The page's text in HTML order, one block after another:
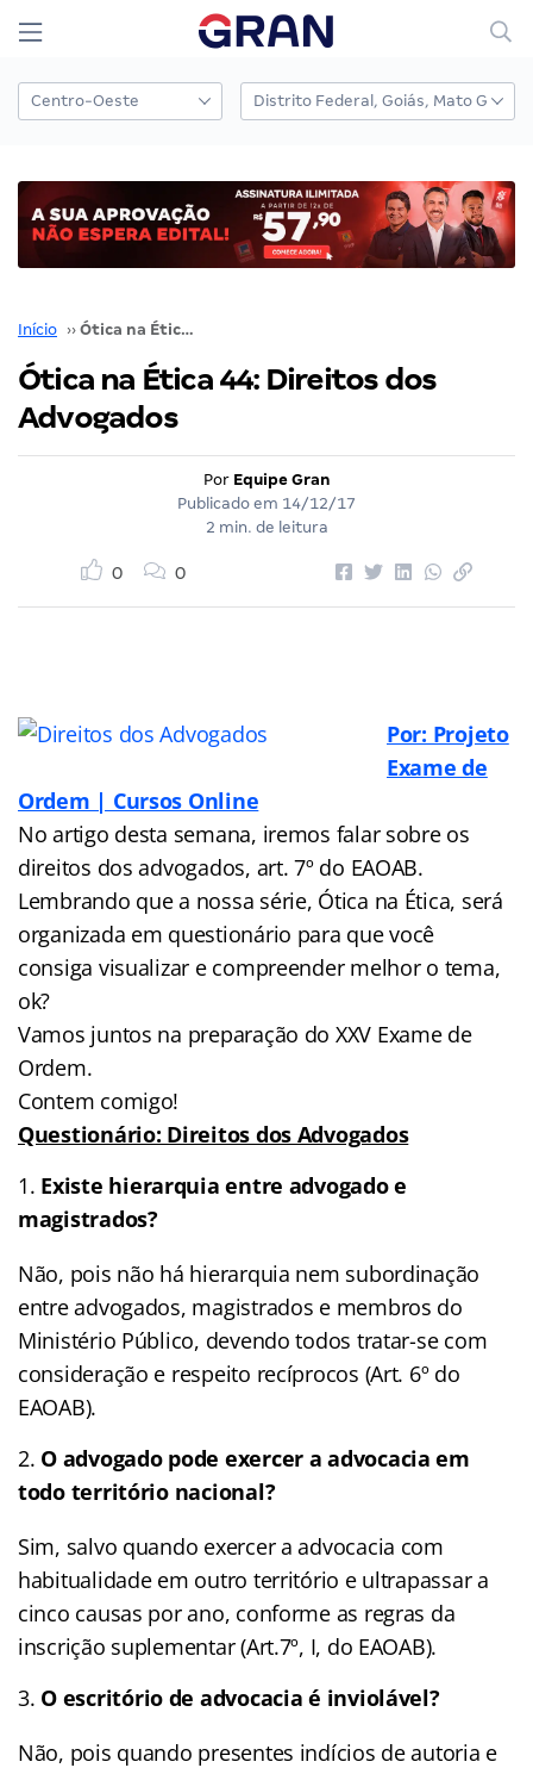
Início ›› Ótica na Ética 44: Direitos dos Advogados
Ótica na Ética 44: Direitos dos
Advogados
Por Equipe Gran
Publicado em 14/12/17
2 min. de leitura
0 0
Por: Projeto
Exame de
Ordem | Cursos Online
No artigo desta semana, iremos falar sobre os
direitos dos advogados, art. 7º do EAOAB.
Lembrando que a nossa série, Ótica na Ética, será
organizada em questionário para que você
consiga visualizar e compreender melhor o tema,
ok?
Vamos juntos na preparação do XXV Exame de
Ordem.
Contem comigo!
Questionário: Direitos dos Advogados
Existe hierarquia entre advogado e
magistrados?
Não, pois não há hierarquia nem subordinação
entre advogados, magistrados e membros do
Ministério Público, devendo todos tratar-se com
consideração e respeito recíprocos (Art. 6º do
EAOAB).
O advogado pode exercer a advocacia em
todo território nacional?
Sim, salvo quando exercer a advocacia com
habitualidade em outro território e ultrapassar a
cinco causas por ano, conforme as regras da
inscrição suplementar (Art.7º, I, do EAOAB).
O escritório de advocacia é inviolável?
Não, pois quando presentes indícios de autoria e